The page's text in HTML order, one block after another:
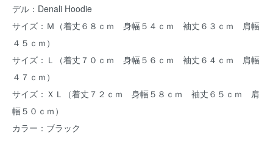
デル：Denali Hoodie
サイズ：Ｍ（着丈６８ｃｍ 身幅５４ｃｍ 袖丈６３ｃｍ 肩幅
４５ｃｍ）
サイズ：Ｌ（着丈７０ｃｍ 身幅５６ｃｍ 袖丈６４ｃｍ 肩幅
４７ｃｍ）
サイズ：ＸＬ（着丈７２ｃｍ 身幅５８ｃｍ 袖丈６５ｃｍ 肩
幅５０ｃｍ）
カラー：ブラック